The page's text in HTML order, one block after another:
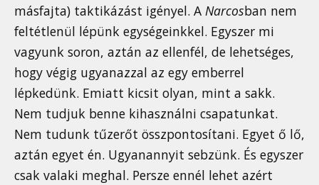
másfajta) taktikázást igényel. A Narcosban nem
feltétlenül lépünk egységeinkkel. Egyszer mi
vagyunk soron, aztán az ellenfél, de lehetséges,
hogy végig ugyanazzal az egy emberrel
lépkedünk. Emiatt kicsit olyan, mint a sakk.
Nem tudjuk benne kihasználni csapatunkat.
Nem tudunk tűzerőt összpontosítani. Egyet ő lő,
aztán egyet én. Ugyanannyit sebzünk. És egyszer
csak valaki meghal. Persze ennél lehet azért